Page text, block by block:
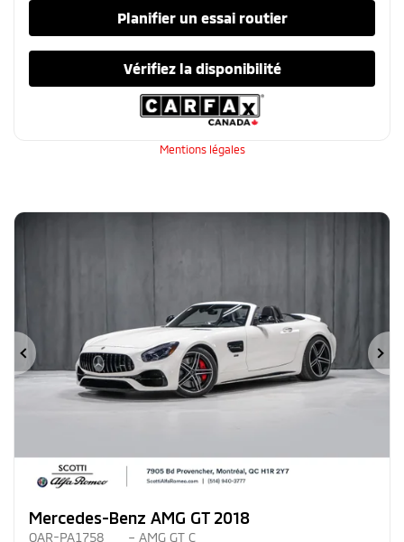
Planifier un essai routier
Vérifiez la disponibilité
Mentions légales
Précédent
Mercedes-Benz AMG GT 2018
OAR-PA1758 – AMG GT C